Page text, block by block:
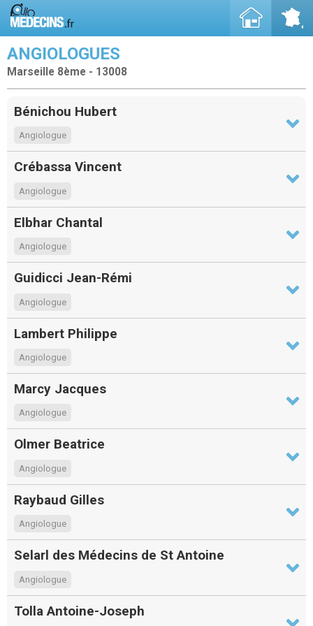
ANGIOLOGUES
Marseille 8ème - 13008
Bénichou Hubert
Angiologue
Crébassa Vincent
Angiologue
Elbhar Chantal
Angiologue
Guidicci Jean-Rémi
Angiologue
Lambert Philippe
Angiologue
Marcy Jacques
Angiologue
Olmer Beatrice
Angiologue
Raybaud Gilles
Angiologue
Selarl des Médecins de St Antoine
Angiologue
Tolla Antoine-Joseph